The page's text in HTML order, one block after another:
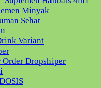
Minyak
Sehat
Variant
Dropshiper